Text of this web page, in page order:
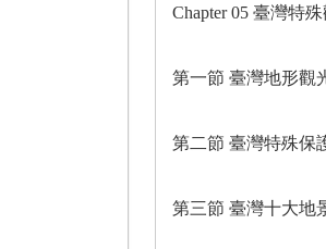
Chapter 05 臺灣特
第一節 臺灣地形觀
第二節 臺灣特殊保
第三節 臺灣十大地